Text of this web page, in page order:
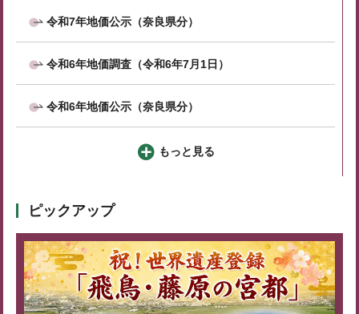
令和7年地価公示（奈良県分）
令和6年地価調査（令和6年7月1日）
令和6年地価公示（奈良県分）
もっと見る
ピックアップ